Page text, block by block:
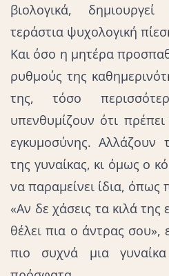
βιολογικά,
τεράστια ψυχολογική
Και όσο η μητέρα
ρυθμούς της
της, τόσο
υπενθυμίζουν ότι
εγκυμοσύνης.
της γυναίκας, κι όμως ο
να παραμείνει ίδια, όπως
«Αν δε χάσεις τα κιλά της
θέλει πια ο άντρας σου»,
πιο συχνά μια